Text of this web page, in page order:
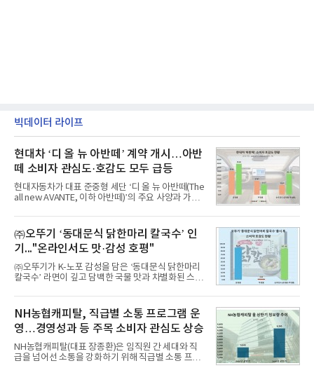
빅데이터 라이프
현대차 ‘디 올 뉴 아반떼’ 계약 개시…아반
떼 소비자 관심도·호감도 모두 급등
현대자동차가 대표 준중형 세단 ‘디 올 뉴 아반떼(The
all new AVANTE, 이하 아반떼)’의 주요 사양과 가격
떼는 6년 만에 선보이는 8세대 완전변경 모델로, ▲정
교한 선과 면을 중심으로 완성한 파격적인 디자인 ▲
과거 중형 세단 수준으로 확대된 차체 제원 ▲글로벌
최고 수준의 안전성 ▲성능과 효율을 동시에 높인 주
행 완성도 ▲첨단 편의 및 디지털 사양 적용 등을 통해
글로벌 준중형 세단의 새로운 기준을 세웠다.아반떼
는 가솔린 2.0과 1.6 하이브리드 두 가지 파워트레인
넘
㈜오뚜기 ‘동대문식 닭한마리 칼국수’ 인
기..."온라인서도 맛·감성 호평"
㈜오뚜기가 K-노포 감성을 담은 ‘동대문식 닭한마리
칼국수’ 라면이 깊고 담백한 국물 맛과 차별화된 스토
혔다.‘동대문식 닭한마리 칼국수’는 예상을 뛰어넘는
소비자 호응에 힘입어 지난 7월 13일 첫 선을 보인 지
단 18일 만에 누적 판매량 50만 개를 돌파하는 성과를
거두었다.이번 신제품은 개발진이 전국의 닭한마리
전문점을 직접 찾아 다니며 최적의 육수 비율을 완성
했다. 자극적이지 않으면서도 깊은 닭육수에 마늘의
개운한 풍미를 더했으며, 국물이 잘 배어들면서도 쫄
NH농협캐피탈, 직급별 소통 프로그램 운
영…경영성과 등 주목 소비자 관심도 상승
NH농협캐피탈(대표 장종환)은 임직원 간 세대와 직
급을 넘어선 소통을 강화하기 위해 직급별 소통 프로